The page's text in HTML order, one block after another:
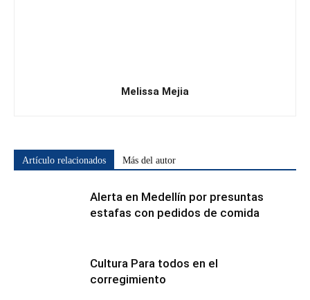
Melissa Mejia
Artículo relacionados Más del autor
Alerta en Medellín por presuntas
estafas con pedidos de comida
Cultura Para todos en el
corregimiento